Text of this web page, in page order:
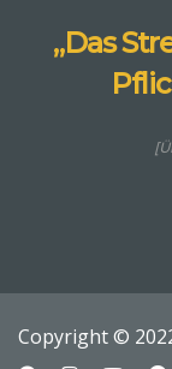
„Das
Copyright ©